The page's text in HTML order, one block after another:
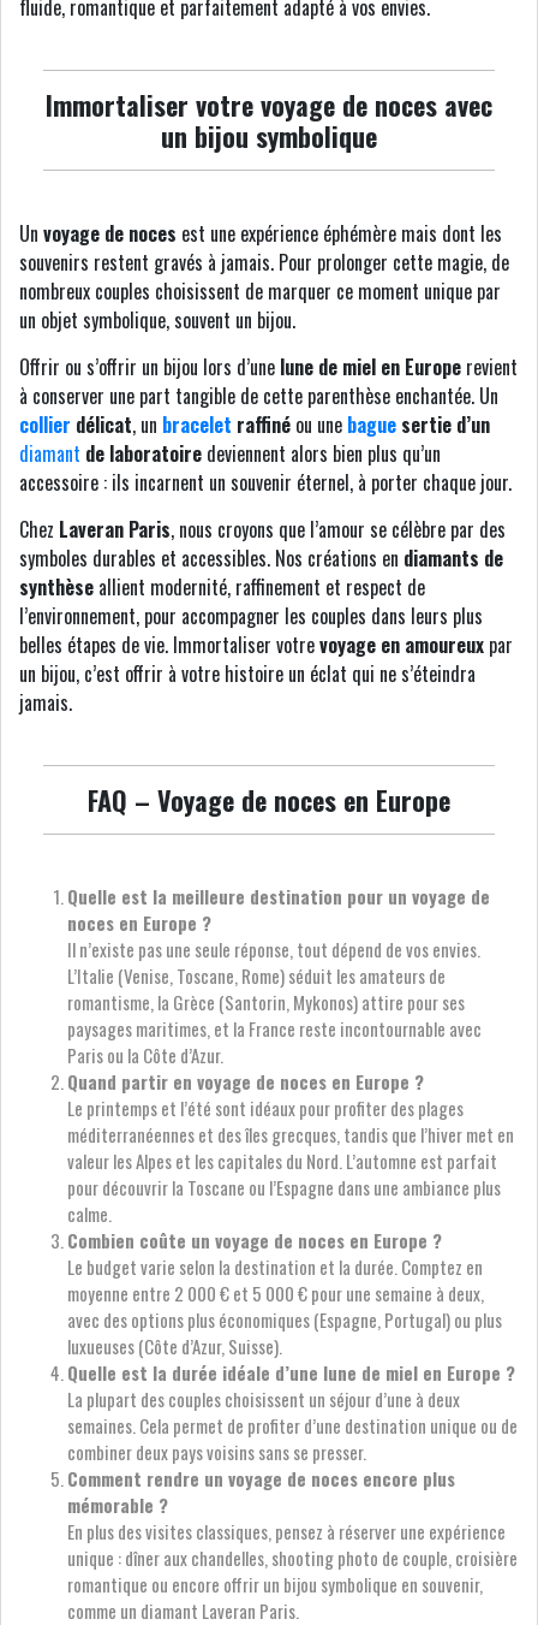
fluide, romantique et parfaitement adapté à vos envies.
Immortaliser votre voyage de noces avec
un bijou symbolique
Un voyage de noces est une expérience éphémère mais dont les
souvenirs restent gravés à jamais. Pour prolonger cette magie, de
nombreux couples choisissent de marquer ce moment unique par
un objet symbolique, souvent un bijou.
Offrir ou s’offrir un bijou lors d’une lune de miel en Europe revient
à conserver une part tangible de cette parenthèse enchantée. Un
collier délicat, un bracelet raffiné ou une bague sertie d’un
diamant de laboratoire deviennent alors bien plus qu’un
accessoire : ils incarnent un souvenir éternel, à porter chaque jour.
Chez Laveran Paris, nous croyons que l’amour se célèbre par des
symboles durables et accessibles. Nos créations en diamants de
synthèse allient modernité, raffinement et respect de
l’environnement, pour accompagner les couples dans leurs plus
belles étapes de vie. Immortaliser votrevoyage en amoureux par
un bijou, c’est offrir à votre histoire un éclat qui ne s’éteindra
jamais.
FAQ – Voyage de noces en Europe
Quelle est la meilleure destination pour un voyage de
noces en Europe ?
Il n’existe pas une seule réponse, tout dépend de vos envies.
L’Italie (Venise, Toscane, Rome) séduit les amateurs de
romantisme, la Grèce (Santorin, Mykonos) attire pour ses
paysages maritimes, et la France reste incontournable avec
Paris ou la Côte d’Azur.
Quand partir en voyage de noces en Europe ?
Le printemps et l’été sont idéaux pour profiter des plages
méditerranéennes et des îles grecques, tandis que l’hiver met en
valeur les Alpes et les capitales du Nord. L’automne est parfait
pour découvrir la Toscane ou l’Espagne dans une ambiance plus
calme.
Combien coûte un voyage de noces en Europe ?
Le budget varie selon la destination et la durée. Comptez en
moyenne entre 2 000 € et 5 000 € pour une semaine à deux,
avec des options plus économiques (Espagne, Portugal) ou plus
luxueuses (Côte d’Azur, Suisse).
Quelle est la durée idéale d’une lune de miel en Europe ?
La plupart des couples choisissent un séjour d’une à deux
semaines. Cela permet de profiter d’une destination unique ou de
combiner deux pays voisins sans se presser.
Comment rendre un voyage de noces encore plus
mémorable ?
En plus des visites classiques, pensez à réserver une expérience
unique : dîner aux chandelles, shooting photo de couple, croisière
romantique ou encore offrir un bijou symbolique en souvenir,
comme un diamant Laveran Paris.